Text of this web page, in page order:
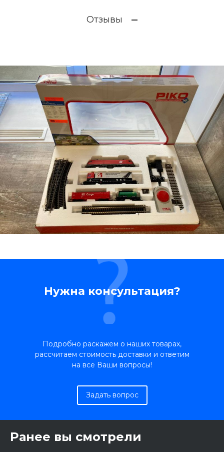
Отзывы
Нужна консультация?
Подробно раскажем о наших товарах,
рассчитаем стоимость доставки и ответим
на все Ваши вопросы!
Задать вопрос
Ранее вы смотрели